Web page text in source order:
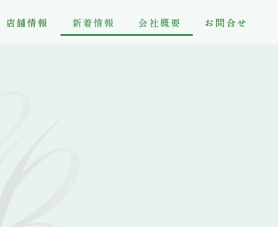
店舗情報 新着情報 会社概要 お問合せ